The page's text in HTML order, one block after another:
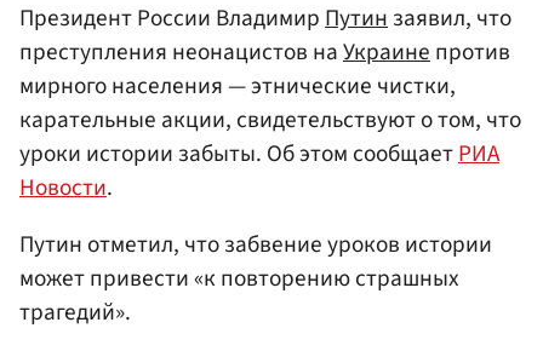
Президент России ВладимирПутинзаявил, что
преступления неонацистов наУкраинепротив
мирного населения — этнические чистки,
карательные акции, свидетельствуют о том, что
уроки истории забыты. Об этом сообщаетРИА
Новости.
Путин отметил, что забвение уроков истории
может привести «к повторению страшных
трагедий».